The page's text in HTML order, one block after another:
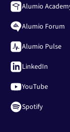
Alumio
Alumio Forum
Alumio Pulse
LinkedIn
YouTube
Spotify